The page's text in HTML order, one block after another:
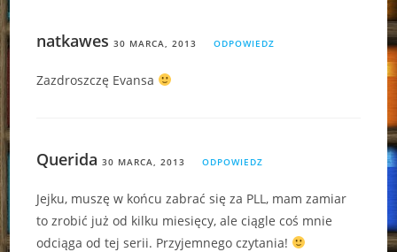
natkawes 30 MARCA, 2013 ODPOWIEDZ
Zazdroszczę Evansa
Querida 30 MARCA, 2013 ODPOWIEDZ
Jejku, muszę w końcu zabrać się za PLL, mam zamiar
to zrobić już od kilku miesięcy, ale ciągle coś mnie
odciąga od tej serii. Przyjemnego czytania!